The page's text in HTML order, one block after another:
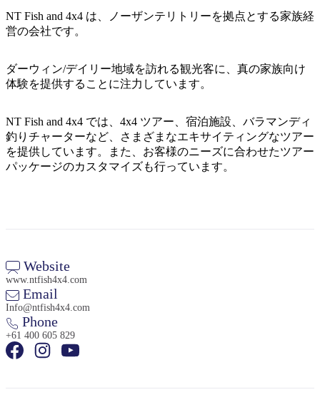
バ
ク
と
ウ
ト
ド
ア
ク
テ
ィ
ビ
テ
ィ
で
し
い
こ
と
行
を
計
す
る
情
画
ツ
ー
ル
NT Fish and 4x4 は、ノーザンテリトリーを拠点とする家族経
営の会社です。
ダーウィン/デイリー地域を訪れる観光客に、真の家族向け
体験を提供することに注力しています。
NT Fish and 4x4 では、4x4 ツアー、宿泊施設、バラマンディ
釣りチャーターなど、さまざまなエキサイティングなツアー
を提供しています。また、お客様のニーズに合わせたツアー
パッケージのカスタマイズも行っています。
Website
www.ntfish4x4.com
Email
Info@ntfish4x4.com
Phone
+61 400 605 829